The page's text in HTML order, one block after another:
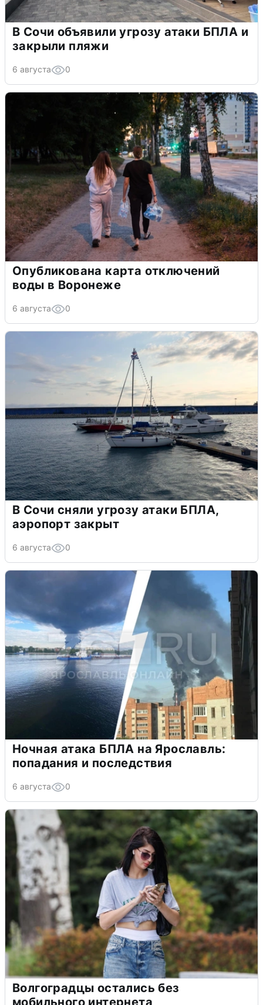
В Сочи объявили угрозу атаки БПЛА и
закрыли пляжи
6 августа 0
Опубликована карта отключений
воды в Воронеже
6 августа 0
В Сочи сняли угрозу атаки БПЛА,
аэропорт закрыт
6 августа 0
Ночная атака БПЛА на Ярославль:
попадания и последствия
6 августа 0
Волгоградцы остались без
мобильного интернета